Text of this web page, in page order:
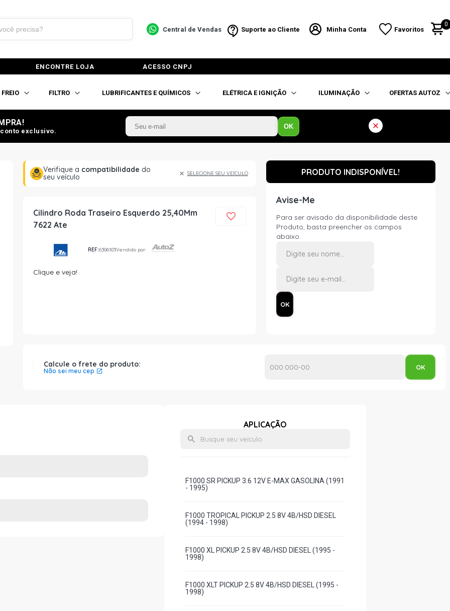
Central de Vendas Suporte ao Cliente Minha Conta Favoritos
0
ENCONTRE LOJA ACESSO CNPJ
FREIO FILTRO LUBRIFICANTES E QUÍMICOS ELÉTRICA E IGNIÇÃO ILUMINAÇÃO OFERTAS AUTOZ
exclusivo.
OK
Verifique a compatibilidade do
seu veículo
SELECIONE SEU VEÍCULO
Cilindro Roda Traseiro Esquerdo 25,40Mm
7622 Ate
REF:6306103Vendido por:
Clique e veja!
PRODUTO INDISPONÍVEL!
Avise-Me
Para ser avisado da disponibilidade deste
Produto, basta preencher os campos
abaixo.
Calcule o frete do produto:
Não sei meu cep
APLICAÇÃO
F1000 SR PICKUP 3.6 12V E-MAX GASOLINA (1991
- 1995)
F1000 TROPICAL PICKUP 2.5 8V 4B/HSD DIESEL
(1994 - 1998)
F1000 XL PICKUP 2.5 8V 4B/HSD DIESEL (1995 -
1998)
F1000 XLT PICKUP 2.5 8V 4B/HSD DIESEL (1995 -
1998)